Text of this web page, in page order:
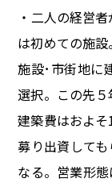
・二人の経営
は初めての施
施設･市街地に
選択。この先５
建築費はおよ
募り出資して
なる。営業形